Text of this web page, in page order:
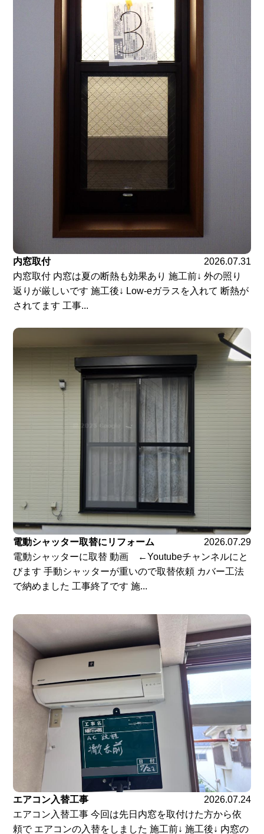
内窓取付
2026.07.31
内窓取付 内窓は夏の断熱も効果あり 施工前↓ 外の照り
返りが厳しいです 施工後↓ Low-eガラスを入れて 断熱が
されてます 工事...
電動シャッター取替にリフォーム
2026.07.29
電動シャッターに取替 動画 ←Youtubeチャンネルにと
びます 手動シャッターが重いので取替依頼 カバー工法
で納めました 工事終了です 施...
エアコン入替工事
2026.07.24
エアコン入替工事 今回は先日内窓を取付けた方から依
頼で エアコンの入替をしました 施工前↓ 施工後↓ 内窓の